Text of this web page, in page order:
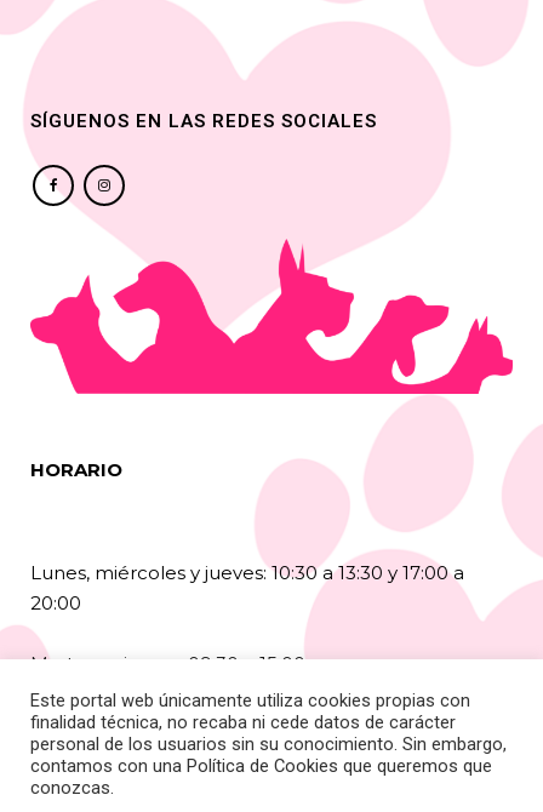
SÍGUENOS EN LAS REDES SOCIALES
HORARIO
Lunes, miércoles y jueves: 10:30 a 13:30 y 17:00 a
20:00
Martes y viernes: 09:30 a 15:00
Sábados: 10:30 a 13:30
Agosto: 9:30 a 14:00
Este portal web únicamente utiliza cookies propias con
finalidad técnica, no recaba ni cede datos de carácter
personal de los usuarios sin su conocimiento. Sin embargo,
contamos con una Política de Cookies que queremos que
conozcas.